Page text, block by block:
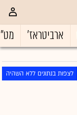
ארביטראז'
לצפות בנתונים ללא השהיה